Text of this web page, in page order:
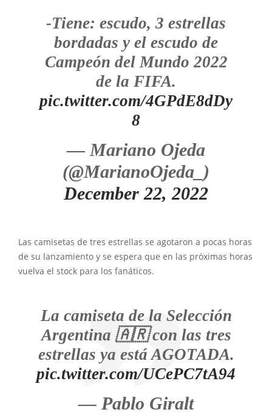
-Tiene: escudo, 3 estrellas
bordadas y el escudo de
Campeón del Mundo 2022
de la FIFA.
pic.twitter.com/4GPdE8dDy
8
— Mariano Ojeda
(@MarianoOjeda_)
December 22, 2022
Las camisetas de tres estrellas se agotaron a pocas horas
de su lanzamiento y se espera que en las próximas horas
vuelva el stock para los fanáticos.
La camiseta de la Selección
Argentina 🇦🇷 con las tres
estrellas ya está AGOTADA.
pic.twitter.com/UCePC7tA94
— Pablo Giralt